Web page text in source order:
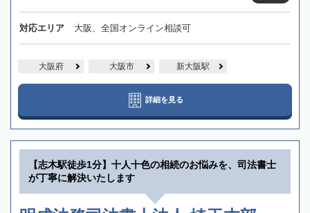
対応エリア 大阪、全国オンライン相談可
大阪府 大阪市 新大阪駅
詳細を見る
【志木駅徒歩1分】十人十色の相続のお悩みを、司法書士
が丁寧に解決いたします